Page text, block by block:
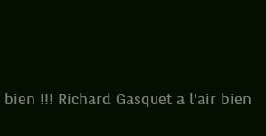
!!! Richard Gasquet a l'air bien